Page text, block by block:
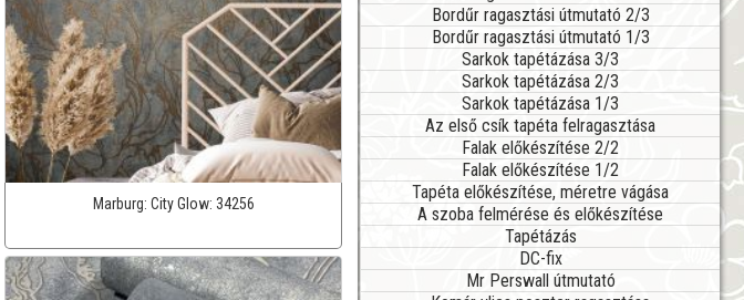
Marburg: City Glow: 34256
Bordűr ragasztási útmutató 2/3
Bordűr ragasztási útmutató 1/3
Sarkok tapétázása 3/3
Sarkok tapétázása 2/3
Sarkok tapétázása 1/3
Az első csík tapéta felragasztása
Falak előkészítése 2/2
Falak előkészítése 1/2
Tapéta előkészítése, méretre vágása
A szoba felmérése és előkészítése
Tapétázás
DC-fix
Mr Perswall útmutató